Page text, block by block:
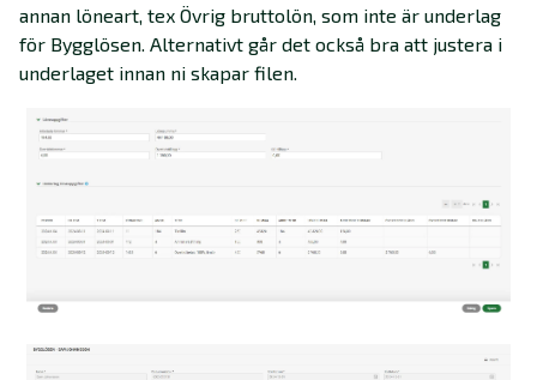
annan löneart, tex Övrig bruttolön, som inte är underlag
för Bygglösen. Alternativt går det också bra att justera i
underlaget innan ni skapar filen.